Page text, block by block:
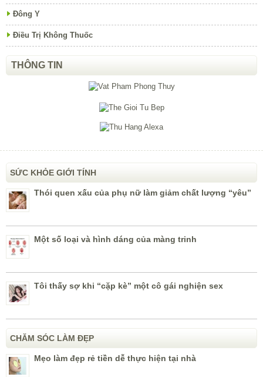
Đông Y
Điều Trị Không Thuốc
THÔNG TIN
SỨC KHỎE GIỚI TÍNH
Thói quen xấu của phụ nữ làm giảm chất lượng “yêu”
Một số loại và hình dáng của màng trinh
Tôi thấy sợ khi “cặp kè” một cô gái nghiện sex
CHĂM SÓC LÀM ĐẸP
Mẹo làm đẹp rẻ tiền dễ thực hiện tại nhà